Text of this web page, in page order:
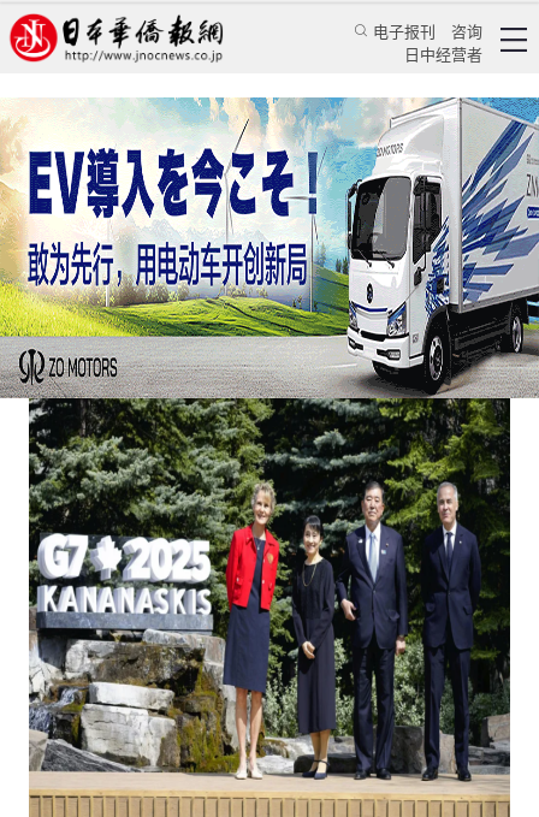
电子报刊
咨询
日中经营者
G7峰会在迷雾中寻找共识的踉跄舞步
程千凡 评论 国际视角
日本华侨报 2025/6/17 10:15:00